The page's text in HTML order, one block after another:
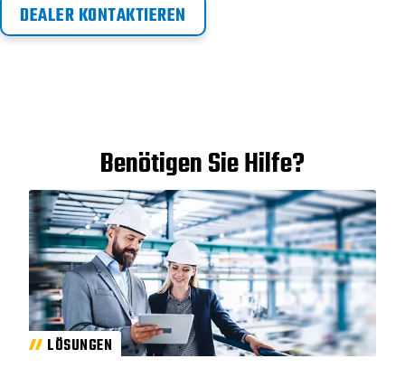
DEALER KONTAKTIEREN
Benötigen Sie Hilfe?
LÖSUNGEN